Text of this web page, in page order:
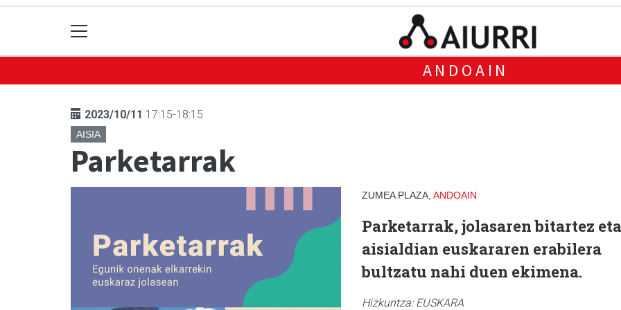
ANDOAIN
2023/10/11 17:15-18:15
AISIA
Parketarrak
ZUMEA PLAZA, ANDOAIN
Parketarrak, jolasaren bitartez eta
aisialdian euskararen erabilera
bultzatu nahi duen ekimena.
Hizkuntza:EUSKARA